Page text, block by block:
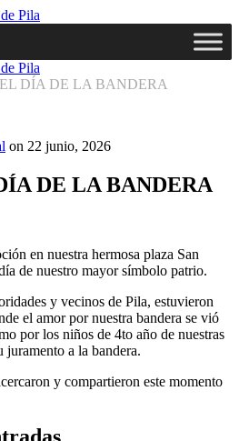
DÍA DE LA BANDERA
on 22 junio, 2026
DE LA BANDERA
en nuestra hermosa plaza San
de nuestro mayor símbolo patrio.
y vecinos de Pila, estuvieron
el amor por nuestra bandera se vió
por los niños de 4to año de nuestras
juramento a la bandera.
y compartieron este momento